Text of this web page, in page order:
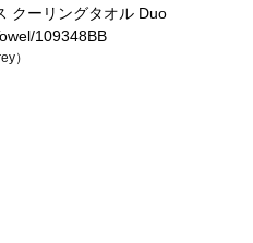
クーリングタオル Duo
109348BB
）